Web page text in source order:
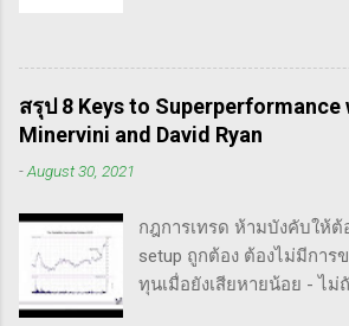
จังหวะที่เหมาะสมในการเข้
พิสูจน์แล้วว่าทำเงินได้จริง
(Method): การมีระบบหรือก
เทรดเป็นสิ่งสำคัญ เพราะจ
(Patience): การรอคอยแล
คุณสมบัติที่สำคัญในนักเทร
คุณสามารถทนต่อความผัน
คอยจังหวะที่ดี...
เอง, ก็เลยอดตื่นใจไม่ได้กั
How Manipulators
น่าเป็น " ขั้นตอนการทำราค
พอได้สแกนคร่าวๆแล้วก็รู้สึก
พยายามแปลให้ตัวเองรู้เรื่อ
อาจจะไม่เป๊ะตามใจความที่
น่าจะพอเห็นภาพได้ในระดั
อังกฤษคล่องๆ ก็ไปอ่านต้น
สรุป 8 Keys to Superperformance
Minervini and David Ryan
-August 30, 2021
กฎการเทรด ห้ามบังคับให้ต้
setup ถูกต้อง ต้องไม่มีกา
ทุนเมื่อยังเสียหายน้อย - ไม่